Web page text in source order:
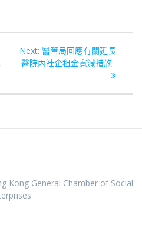
Next: Next
post:
醫管局回應有關延長
醫院內社企租金寬減措施
Kong General Chamber of Social